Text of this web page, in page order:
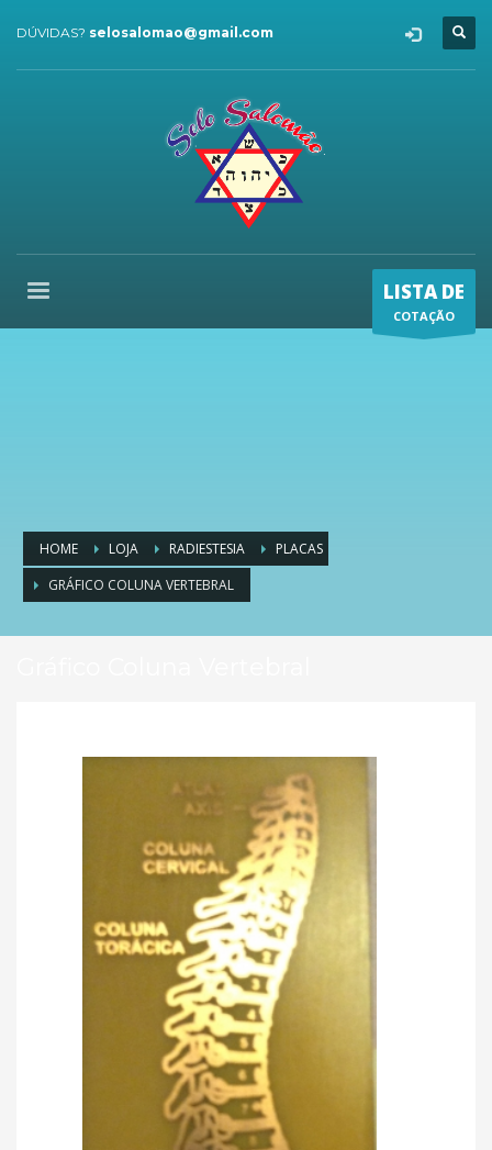
DÚVIDAS? selosalomao@gmail.com
LISTA DE
COTAÇÃO
HOME LOJA RADIESTESIA
PLACAS
GRÁFICO COLUNA VERTEBRAL